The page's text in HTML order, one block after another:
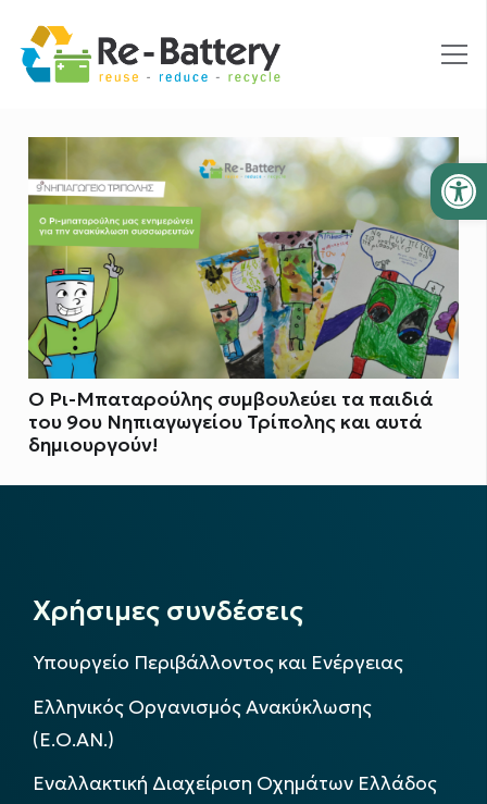
Ο Ρι-Μπαταρούλης συμβουλεύει τα παιδιά
του 9ου Νηπιαγωγείου Τρίπολης και αυτά
δημιουργούν!
Χρήσιμες συνδέσεις
Υπουργείο Περιβάλλοντος και Ενέργειας
Ελληνικός Οργανισμός Ανακύκλωσης
(Ε.Ο.ΑΝ.)
Εναλλακτική Διαχείριση Οχημάτων Ελλάδος